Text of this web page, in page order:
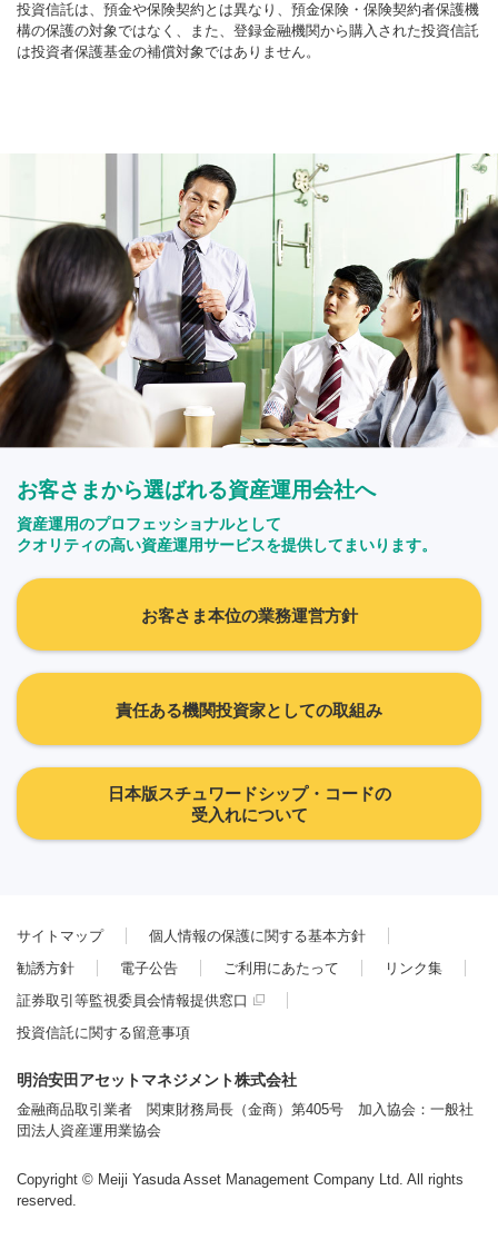
投資信託は、預金や保険契約とは異なり、預金保険・保険契約者保護機
構の保護の対象ではなく、また、登録金融機関から購入された投資信託
は投資者保護基金の補償対象ではありません。
お客さまから選ばれる資産運用会社へ
資産運用のプロフェッショナルとして
クオリティの高い資産運用サービスを提供してまいります。
お客さま本位の業務運営方針
責任ある機関投資家としての取組み
日本版スチュワードシップ・コードの
受入れについて
サイトマップ
個人情報の保護に関する基本方針
勧誘方針
電子公告 ご利用にあたって
リンク集
証券取引等監視委員会情報提供窓口
投資信託に関する留意事項
明治安田アセットマネジメント株式会社
金融商品取引業者 関東財務局長（金商）第405号 加入協会：一般社
団法人資産運用業協会
Copyright © Meiji Yasuda Asset Management Company Ltd. All rights
reserved.